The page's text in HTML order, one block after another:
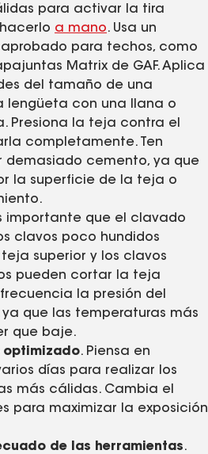
para activar la tira
a mano. Usa un
para techos, como
Matrix de GAF. Aplica
del tamaño de una
lengüeta con una llana o
Presiona la teja contra el
completamente. Ten
demasiado cemento, ya que
la superficie de la teja o
importante que el clavado
clavos poco hundidos
superior y los clavos
pueden cortar la teja
la presión del
que las temperaturas más
que baje.
optimizado. Piensa en
días para realizar los
más cálidas. Cambia el
para maximizar la exposición
de las herramientas.